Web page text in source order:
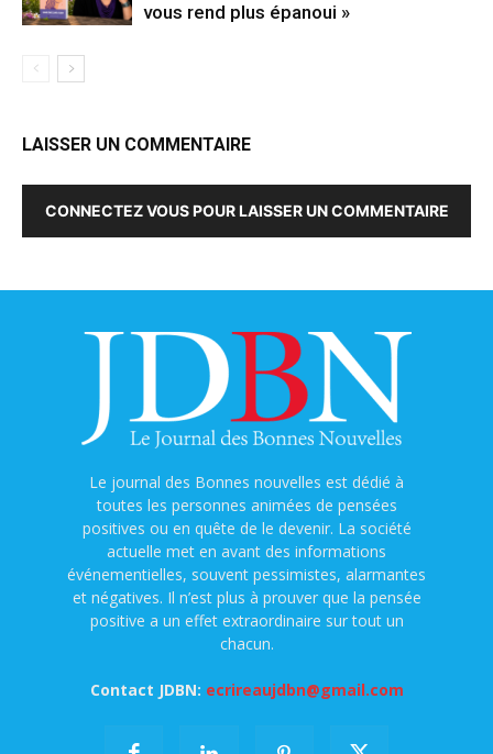
vous rend plus épanoui »
LAISSER UN COMMENTAIRE
CONNECTEZ VOUS POUR LAISSER UN COMMENTAIRE
Le journal des Bonnes nouvelles est dédié à
toutes les personnes animées de pensées
positives ou en quête de le devenir. La société
actuelle met en avant des informations
événementielles, souvent pessimistes, alarmantes
et négatives. Il n’est plus à prouver que la pensée
positive a un effet extraordinaire sur tout un
chacun.
Contact JDBN: ecrireaujdbn@gmail.com